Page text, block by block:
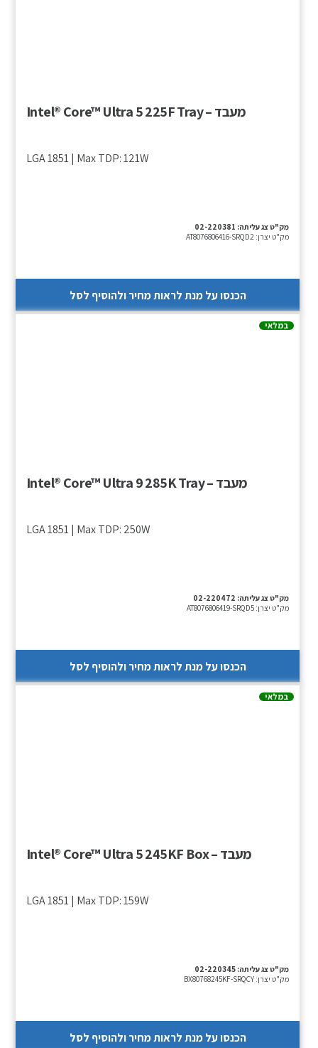
מעבד – Intel® Core™ Ultra 5 225F Tray
LGA 1851 | Max TDP: 121W
מק"ט צג עליתה: 02-220381
מק"ט יצרן: AT8076806416-SRQD2
הכנסו על מנת לראות מחיר ולהוסיף לסל
במלאי
מעבד – Intel® Core™ Ultra 9 285K Tray
LGA 1851 | Max TDP: 250W
מק"ט צג עליתה: 02-220472
מק"ט יצרן: AT8076806419-SRQD5
הכנסו על מנת לראות מחיר ולהוסיף לסל
במלאי
מעבד – Intel® Core™ Ultra 5 245KF Box
LGA 1851 | Max TDP: 159W
מק"ט צג עליתה: 02-220345
מק"ט יצרן: BX80768245KF-SRQCY
הכנסו על מנת לראות מחיר ולהוסיף לסל